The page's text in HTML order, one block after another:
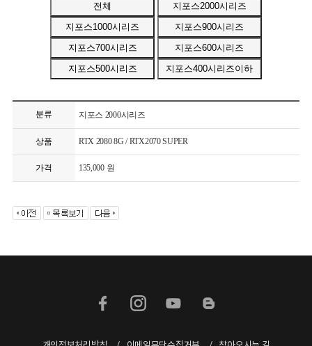
분류 지포스 2000시리즈
상품 RTX 2080 8G / RTX2070 SUPER
가격 135,000 원